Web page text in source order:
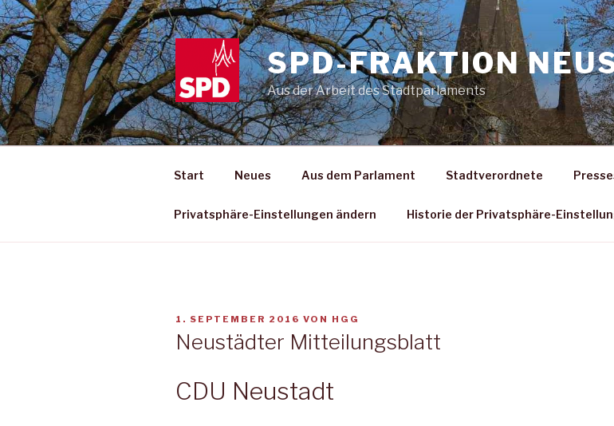
Zum
Inhalt
springen
SPD-FRAKTION
Aus der Arbeit des Stadtparlaments
Start Neues Aus dem Parlament Stadtverordnete
Privatsphäre-Einstellungen ändern Historie der Privatsphäre-
VERÖFFENTLICHT
1. SEPTEMBER 2016 VON HGG
Neustädter Mitteilungsblatt
CDU Neustadt